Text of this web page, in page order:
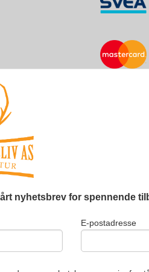
Jakt og
nyhetsbrev for spennende
E-postadresse